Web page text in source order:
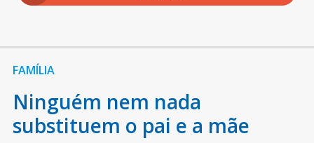
FAMÍLIA
Ninguém nem nada
substituem o pai e a mãe